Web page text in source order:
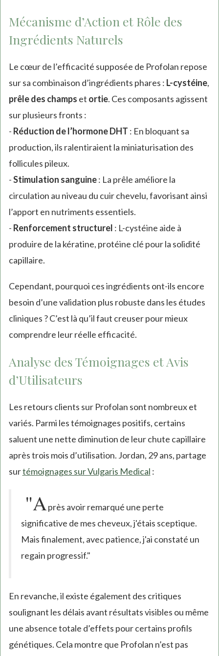
Mécanisme d’Action et Rôle des
Ingrédients Naturels
Le cœur de l’efficacité supposée de Profolan repose
sur sa combinaison d’ingrédients phares : L-cystéine,
prêle des champs et ortie. Ces composants agissent
sur plusieurs fronts :
- Réduction de l’hormone DHT : En bloquant sa
production, ils ralentiraient la miniaturisation des
follicules pileux.
-Stimulation sanguine: La prêle améliore la
circulation au niveau du cuir chevelu, favorisant ainsi
l’apport en nutriments essentiels.
- Renforcement structurel : L-cystéine aide à
produire de la kératine, protéine clé pour la solidité
capillaire.
Cependant, pourquoi ces ingrédients ont-ils encore
besoin d’une validation plus robuste dans les études
cliniques ? C’est là qu’il faut creuser pour mieux
comprendre leur réelle efficacité.
Analyse des Témoignages et Avis
d’Utilisateurs
Les retours clients sur Profolan sont nombreux et
variés. Parmi les témoignages positifs, certains
saluent une nette diminution de leur chute capillaire
après trois mois d’utilisation. Jordan, 29 ans, partage
surtémoignages sur Vulgaris Medical :
"Après avoir remarqué une perte
significative de mes cheveux, j'étais sceptique.
Mais finalement, avec patience, j'ai constaté un
regain progressif."
En revanche, il existe également des critiques
soulignant les délais avant résultats visibles ou même
une absence totale d’effets pour certains profils
génétiques. Cela montre que Profolan n’est pas